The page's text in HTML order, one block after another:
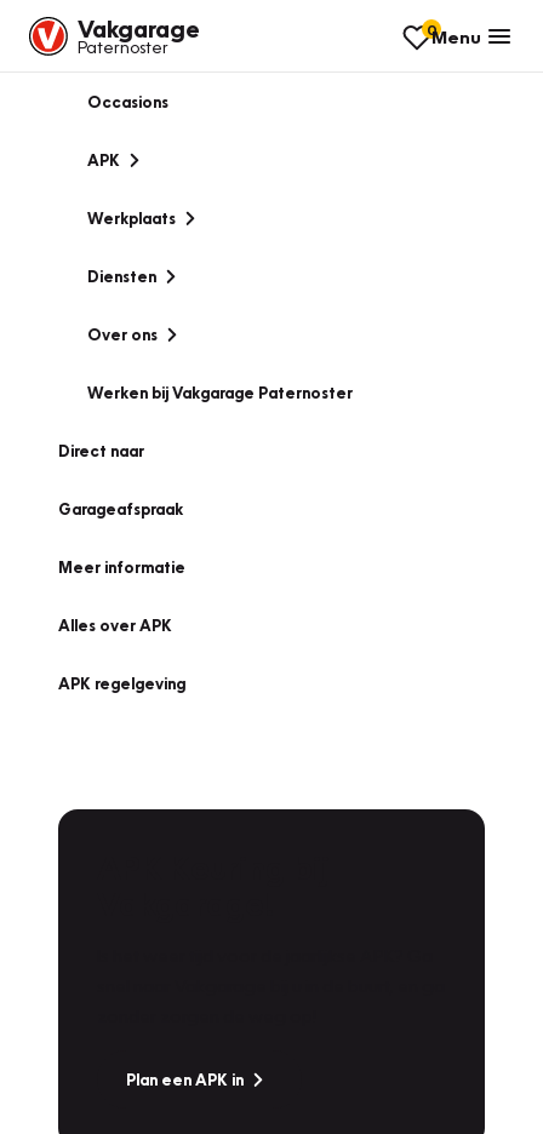
Vakgarage
Paternoster
0Menu
Occasions
APK
Werkplaats
Diensten
Over ons
Werken bij Vakgarage Paternoster
Direct naar
Garageafspraak
Meer informatie
Alles over APK
APK regelgeving
Plan een APK in